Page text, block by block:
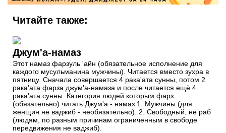
Читайте также:
Джум'а-намаз
Этот намаз фарзуль 'айн (обязательное исполнение для
каждого мусульманина мужчины). Читается вместо зухра в
пятницу. Сначала совершается 4 рака'ата сунны, потом 2
рака'ата фарза джум'а-намаза и после читается ещё 4
рака'ата сунны. Категория людей которым фарз
(обязательно) читать Джум'а - намаз 1. Мужчины (для
женщин не ваджиб - необязательно). 2. Свободный, не раб
(людям, по разным причинам ограниченным в свободе
передвижения не ваджиб).